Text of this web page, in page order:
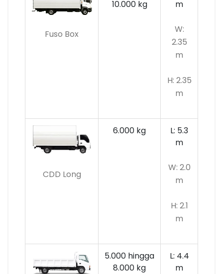
Fuso Box
10.000 kg m
W:
2.35
m
H: 2.35
m
CDD Long
6.000 kg
L: 5.3
m
W: 2.0
m
H: 2.1
m
5.000 hingga
8.000 kg
L: 4.4
m